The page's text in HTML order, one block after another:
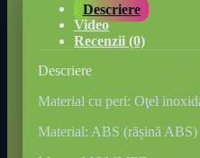
Descriere
Video
Recenzii (0)
Descriere
Material cu peri: Oţel
Material: ABS (rășină ABS)